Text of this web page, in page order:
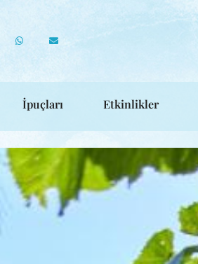
İpuçları Etkinlikler